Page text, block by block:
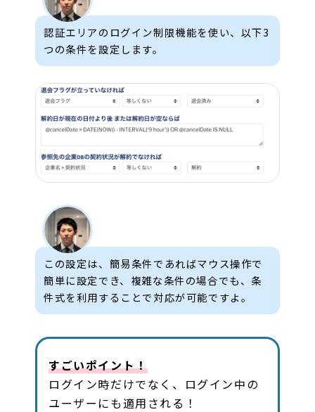
認証エリアのログイン制限機能を使い、以下3
つの条件を設定します。
この設定は、簡易条件であればマウス操作で
簡単に設定でき、複雑な条件の場合でも、条
件式を利用することで対応が可能ですよ。
すごいポイント！
ログイン時だけでなく、ログイン中の
ユーザーにも適用される！